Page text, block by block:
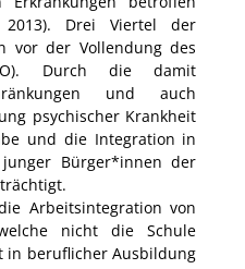
2013). Drei Viertel der
vor der Vollendung des
Durch die damit
und auch
psychischer Krankheit
und die Integration in
Bürger*innen der
Arbeitsintegration von
nicht die Schule
in beruflicher Ausbildung